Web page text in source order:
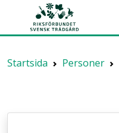
Startsida Personer